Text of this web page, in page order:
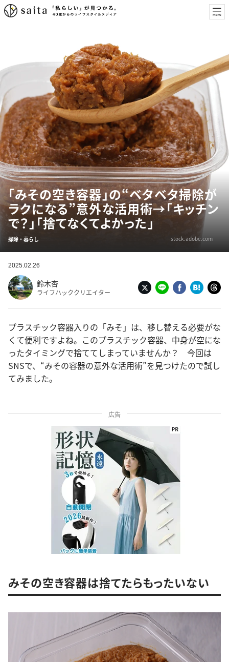
「みその空き容器」の“ベタベタ掃除が
ラクになる”意外な活用術→「キッチン
で？」「捨てなくてよかった」
掃除・暮らし stock.adobe.com
2025.02.26
鈴木杏
ライフハッククリエイター
プラスチック容器入りの「みそ」は、移し替える必要がな
くて便利ですよね。このプラスチック容器、中身が空にな
ったタイミングで捨ててしまっていませんか？ 今回は
SNSで、“みその容器の意外な活用術”を見つけたので試し
てみました。
広告
みその空き容器は捨てたらもったいない